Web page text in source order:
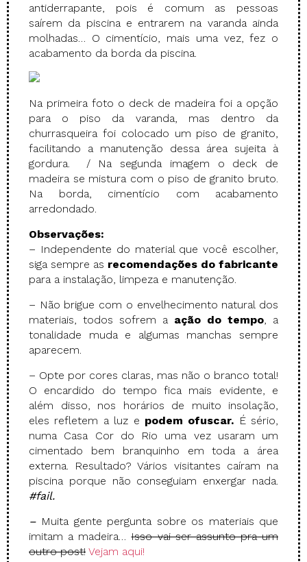
antiderrapante, pois é comum as pessoas
saírem da piscina e entrarem na varanda ainda
molhadas… O cimentício, mais uma vez, fez o
acabamento da borda da piscina.
Na primeira foto o deck de madeira foi a opção
para o piso da varanda, mas dentro da
churrasqueira foi colocado um piso de granito,
facilitando a manutenção dessa área sujeita à
gordura. / Na segunda imagem o deck de
madeira se mistura com o piso de granito bruto.
Na borda, cimentício com acabamento
arredondado.
Observações:
– Independente do material que você escolher,
siga sempre as recomendações do fabricante
para a instalação, limpeza e manutenção.
– Não brigue com o envelhecimento natural dos
materiais, todos sofrem a ação do tempo , a
tonalidade muda e algumas manchas sempre
aparecem.
– Opte por cores claras, mas não o branco total!
O encardido do tempo fica mais evidente, e
além disso, nos horários de muito insolação,
eles refletem a luz e podem ofuscar. É sério,
numa Casa Cor do Rio uma vez usaram um
cimentado bem branquinho em toda a área
externa. Resultado? Vários visitantes caíram na
piscina porque não conseguiam enxergar nada.
#fail.
– Muita gente pergunta sobre os materiais que
imitam a madeira…Isso vai ser assunto pra um
outro post! Vejam aqui!